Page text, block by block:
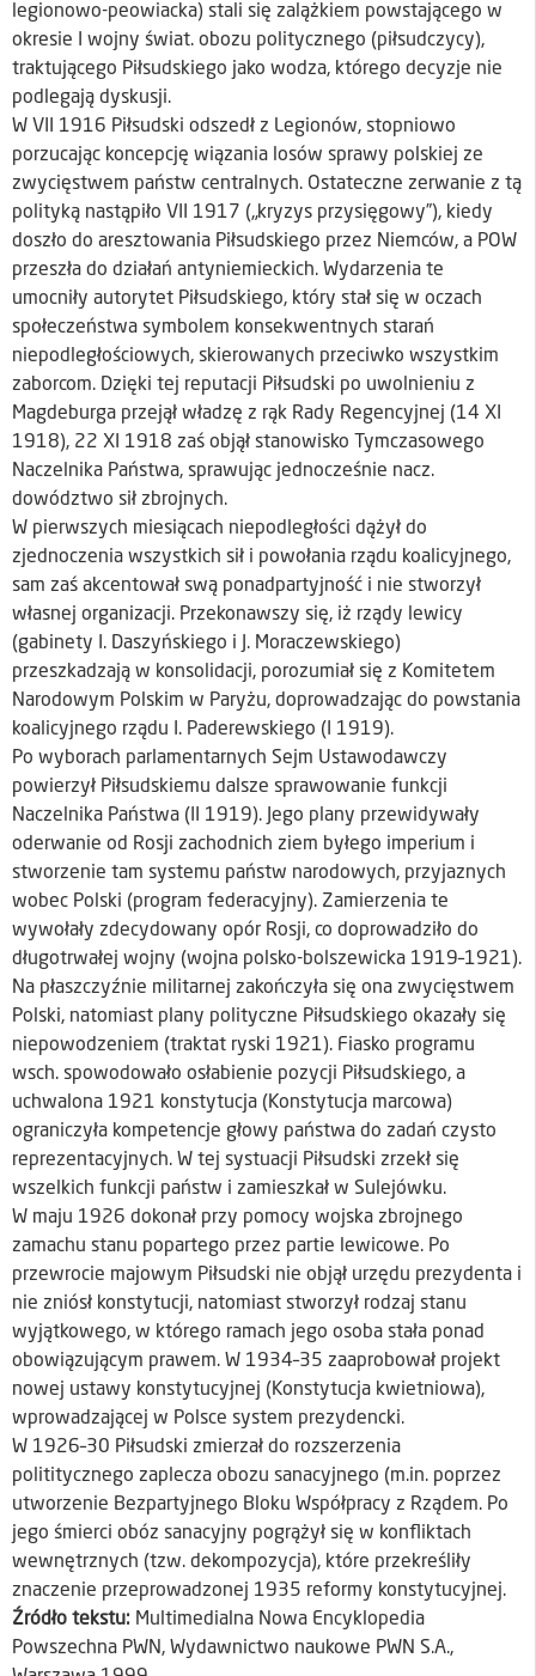
legionowo-peowiacka) stali się zalążkiem powstającego w
okresie I wojny świat. obozu politycznego (piłsudczycy),
traktującego Piłsudskiego jako wodza, którego decyzje nie
podlegają dyskusji.
W VII 1916 Piłsudski odszedł z Legionów, stopniowo
porzucając koncepcję wiązania losów sprawy polskiej ze
zwycięstwem państw centralnych. Ostateczne zerwanie z tą
polityką nastąpiło VII 1917 („kryzys przysięgowy”), kiedy
doszło do aresztowania Piłsudskiego przez Niemców, a POW
przeszła do działań antyniemieckich. Wydarzenia te
umocniły autorytet Piłsudskiego, który stał się w oczach
społeczeństwa symbolem konsekwentnych starań
niepodległościowych, skierowanych przeciwko wszystkim
zaborcom. Dzięki tej reputacji Piłsudski po uwolnieniu z
Magdeburga przejął władzę z rąk Rady Regencyjnej (14 XI
1918), 22 XI 1918 zaś objął stanowisko Tymczasowego
Naczelnika Państwa, sprawując jednocześnie nacz.
dowództwo sił zbrojnych.
W pierwszych miesiącach niepodległości dążył do
zjednoczenia wszystkich sił i powołania rządu koalicyjnego,
sam zaś akcentował swą ponadpartyjność i nie stworzył
własnej organizacji. Przekonawszy się, iż rządy lewicy
(gabinety I. Daszyńskiego i J. Moraczewskiego)
przeszkadzają w konsolidacji, porozumiał się z Komitetem
Narodowym Polskim w Paryżu, doprowadzając do powstania
koalicyjnego rządu I. Paderewskiego (I 1919).
Po wyborach parlamentarnych Sejm Ustawodawczy
powierzył Piłsudskiemu dalsze sprawowanie funkcji
Naczelnika Państwa (II 1919). Jego plany przewidywały
oderwanie od Rosji zachodnich ziem byłego imperium i
stworzenie tam systemu państw narodowych, przyjaznych
wobec Polski (program federacyjny). Zamierzenia te
wywołały zdecydowany opór Rosji, co doprowadziło do
długotrwałej wojny (wojna polsko-bolszewicka 1919–1921).
Na płaszczyźnie militarnej zakończyła się ona zwycięstwem
Polski, natomiast plany polityczne Piłsudskiego okazały się
niepowodzeniem (traktat ryski 1921). Fiasko programu
wsch. spowodowało osłabienie pozycji Piłsudskiego, a
uchwalona 1921 konstytucja (Konstytucja marcowa)
ograniczyła kompetencje głowy państwa do zadań czysto
reprezentacyjnych. W tej systuacji Piłsudski zrzekł się
wszelkich funkcji państw i zamieszkał w Sulejówku.
W maju 1926 dokonał przy pomocy wojska zbrojnego
zamachu stanu popartego przez partie lewicowe. Po
przewrocie majowym Piłsudski nie objął urzędu prezydenta i
nie zniósł konstytucji, natomiast stworzył rodzaj stanu
wyjątkowego, w którego ramach jego osoba stała ponad
obowiązującym prawem. W 1934–35 zaaprobował projekt
nowej ustawy konstytucyjnej (Konstytucja kwietniowa),
wprowadzającej w Polsce system prezydencki.
W 1926–30 Piłsudski zmierzał do rozszerzenia
polititycznego zaplecza obozu sanacyjnego (m.in. poprzez
utworzenie Bezpartyjnego Bloku Współpracy z Rządem. Po
jego śmierci obóz sanacyjny pogrążył się w konfliktach
wewnętrznych (tzw. dekompozycja), które przekreśliły
znaczenie przeprowadzonej 1935 reformy konstytucyjnej.
Źródło tekstu: Multimedialna Nowa Encyklopedia
Powszechna PWN, Wydawnictwo naukowe PWN S.A.,